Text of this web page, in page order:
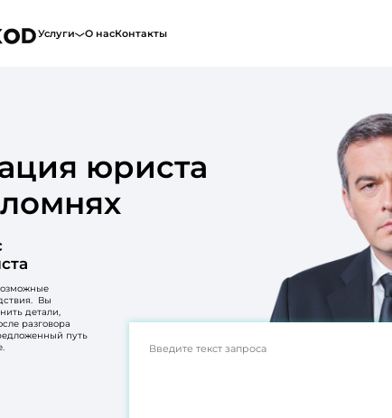
Услуги О насКонтакты
юриста
Вы
детали,
разговора
путь